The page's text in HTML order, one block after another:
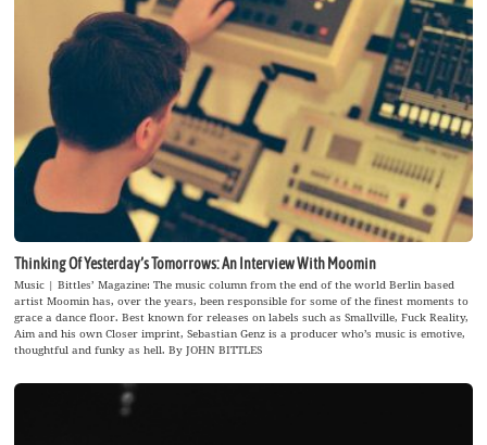
Thinking Of Yesterday’s Tomorrows: An Interview With Moomin
Music | Bittles’ Magazine: The music column from the end of the world Berlin based
artist Moomin has, over the years, been responsible for some of the finest moments to
grace a dance floor. Best known for releases on labels such as Smallville, Fuck Reality,
Aim and his own Closer imprint, Sebastian Genz is a producer who’s music is emotive,
thoughtful and funky as hell. By JOHN BITTLES